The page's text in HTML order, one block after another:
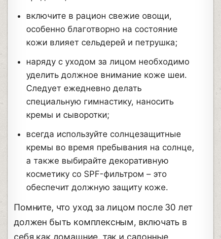
включите в рацион свежие овощи,
особенно благотворно на состояние
кожи влияет сельдерей и петрушка;
наряду с уходом за лицом необходимо
уделить должное внимание коже шеи.
Следует ежедневно делать
специальную гимнастику, наносить
кремы и сыворотки;
всегда используйте солнцезащитные
кремы во время пребывания на солнце,
а также выбирайте декоративную
косметику со SPF-фильтром – это
обеспечит должную защиту коже.
Помните, что уход за лицом после 30 лет
должен быть комплексным, включать в
себя как домашние, так и салонные